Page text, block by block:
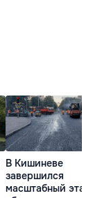
В Кишиневе
завершился
масштабный этап